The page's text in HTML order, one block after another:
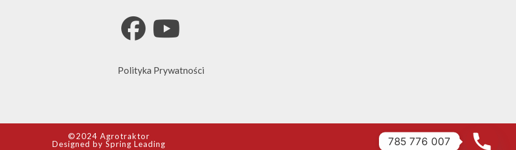
in
in
Polityka Prywatności
©2024 Agrotraktor
Designed by Spring Leading 785 776 007